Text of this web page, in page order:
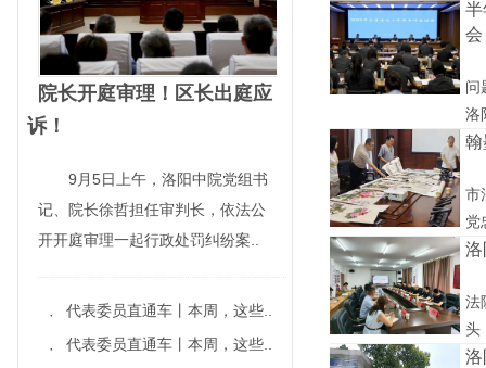
院长开庭审理！区长出庭应
诉！
9月5日上午，洛阳中院党组书
记、院长徐哲担任审判长，依法公
开开庭审理一起行政处罚纠纷案..
· 代表委员直通车丨本周，这些..
· 代表委员直通车丨本周，这些..
半
会
问
洛
翰
市
党
洛
法
头
洛